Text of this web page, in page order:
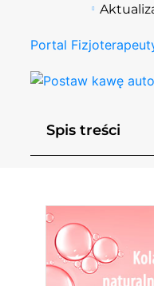
Portal
Spis treści